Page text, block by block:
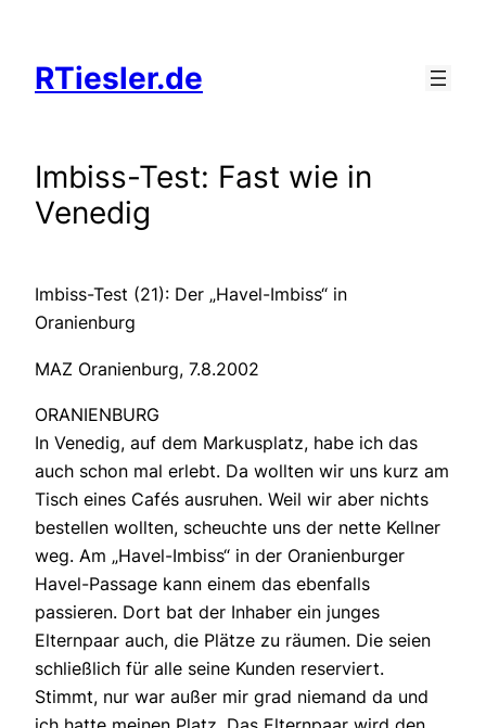
springen
RTiesler.de
Imbiss-Test: Fast wie in
Venedig
Imbiss-Test (21): Der „Havel-Imbiss“ in
Oranienburg
MAZ Oranienburg, 7.8.2002
ORANIENBURG
In Venedig, auf dem Markusplatz, habe ich das
auch schon mal erlebt. Da wollten wir uns kurz am
Tisch eines Cafés ausruhen. Weil wir aber nichts
bestellen wollten, scheuchte uns der nette Kellner
weg. Am „Havel-Imbiss“ in der Oranienburger
Havel-Passage kann einem das ebenfalls
passieren. Dort bat der Inhaber ein junges
Elternpaar auch, die Plätze zu räumen. Die seien
schließlich für alle seine Kunden reserviert.
Stimmt, nur war außer mir grad niemand da und